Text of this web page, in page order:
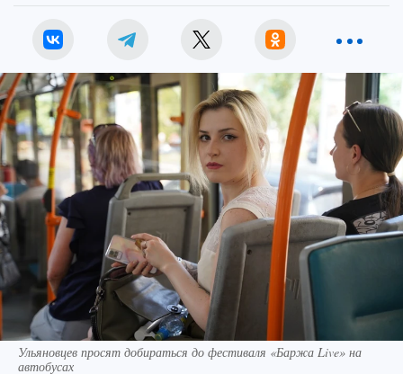
Ульяновцев просят добираться до фестиваля «Баржа Live» на
автобусах